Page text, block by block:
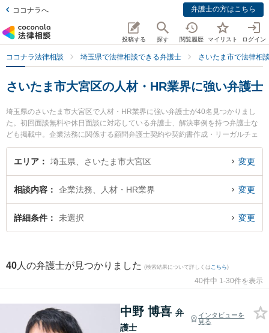
ココナラへ 弁護士の方はこちら
投稿する 探す 閲覧履歴 マイリスト ログイン
ココナラ法律相談 埼玉県で法律相談できる弁護士 さいたま市で法律相
さいたま市大宮区の人材・HR業界に強い弁護士
埼玉県のさいたま市大宮区で人材・HR業界に強い弁護士が40名見つかりまし
た。初回面談無料や休日面談に対応している弁護士、解決事例を持つ弁護士な
ども掲載中。企業法務に関係する顧問弁護士契約や契約書作成・リーガルチェ
ック、雇用契約書・就業規則作成等の細かな分野での絞り込み検索もでき便利
です。特に中野法律事務所の中野 博喜弁護士やサンライツ法律事務所の川口 正
で土日や夜間に発生した人材・HR業界のトラブルを今すぐに弁護士に相談した
い』『人材・HR業界のトラブル解決の実績豊富な近くの弁護士を検索したい』
『初回相談無料で人材・HR業界を法律相談できるさいたま市大宮区内の弁護士
エリア 埼玉県、さいたま市大宮区 変更
相談内容 企業法務、人材・HR業界 変更
詳細条件 未選択 変更
40 人の弁護士が見つかりました (検索結果について詳しくは こちら)
40件中 1-30件を表示
中野 博喜 弁
護士
インタビューを
見る